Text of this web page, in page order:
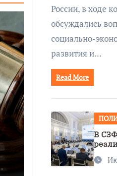
России, в ходе
обсуждались
социально-
развития и…
Read More
В